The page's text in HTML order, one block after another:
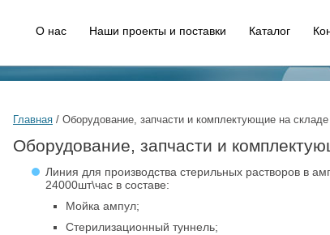
О нас Наши проекты и поставки Каталог
Главная / Оборудование, запчасти и комплектующие на складе
Оборудование, запчасти и
Линия для производства стерильных растворов в
24000шт\час в составе:
Мойка ампул;
Стерилизационный туннель;